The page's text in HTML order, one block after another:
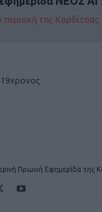
περιοχή της
Πρωινή Εφημερίδα της